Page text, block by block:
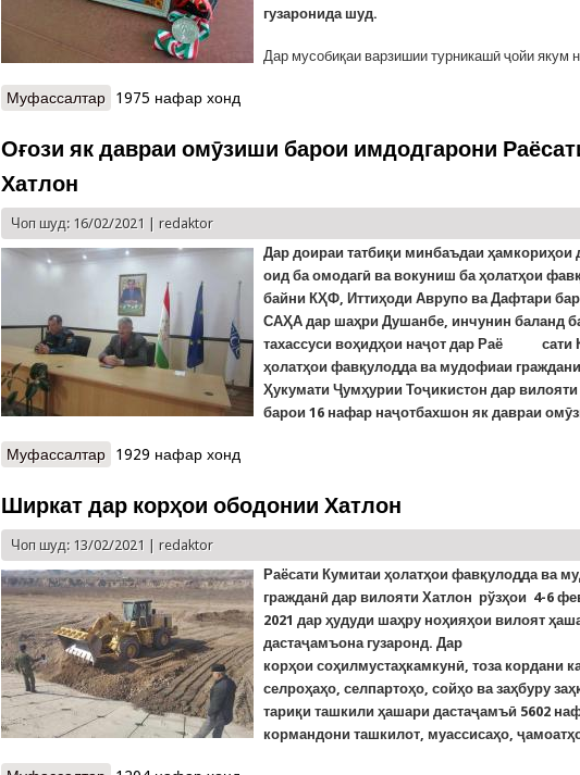
гузаронида шуд.
Дар мусобиқаи варзишии турникашӣ ҷойи якум
Муфассалтар о Ҷойҳои намоёни Раёсати КҲФ дар Хатлон дар мусобиқоти
1975 нафар хонд
Оғози як давраи омӯзиши барои имдодгарони
Хатлон
Чоп шуд: 16/02/2021 |redaktor
Дар доираи татбиқи минбаъдаи ҳамкориҳои
оид ба омодагӣ ва вокуниш ба ҳолатҳои
байни КҲФ, Иттиҳоди Аврупо ва Дафтари
САҲА дар шаҳри Душанбе, инчунин баланд
тахассуси воҳидҳои наҷот дар Раё сати
ҳолатҳои фавқулодда ва мудофиаи
Ҳукумати Ҷумҳурии Тоҷикистон дар
барои 16 нафар наҷотбахшон як давраи
Муфассалтар о Оғози як давраи омӯзиши барои имдодгарони Раёсати Хатлон
1929 нафар хонд
Ширкат дар корҳои ободонии Хатлон
Чоп шуд: 13/02/2021 |redaktor
Раёсати Кумитаи ҳолатҳои фавқулодда ва
гражданӣ дар вилояти Хатлон рўзҳои 4-6
2021 дар ҳудуди шаҳру ноҳияҳои вилоят
дастаҷамъона гузаронд. Дар
корҳоисоҳилмустаҳкамкунӣ, тоза кордани
селроҳаҳо, селпартоҳо, сойҳо ва заҳбуру
тариқи ташкили ҳашари дастаҷамъӣ 5602
кормандони ташкилот, муассисаҳо,